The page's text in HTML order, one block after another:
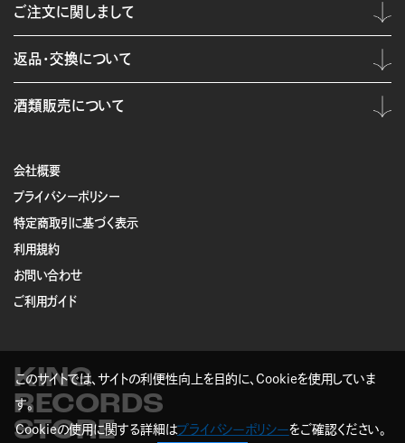
会社概要
プライバシーポリシー
特定商取引に基づく表示
利用規約
お問い合わせ
ご利用ガイド
KING
RECORDS
STORE
ご注文に関しまして
返品・交換について
酒類販売について
このサイトでは、サイトの利便性向上を目的に、Cookieを使用していま
す。
Cookieの使用に関する詳細はプライバシーポリシーをご確認ください。